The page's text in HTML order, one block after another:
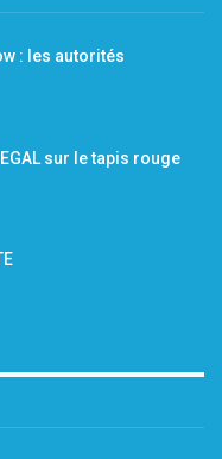
: les autorités
sur le tapis rouge